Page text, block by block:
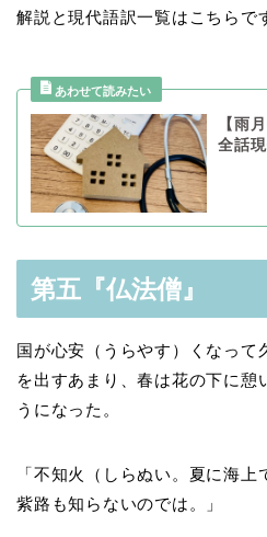
解説と現代語訳一覧はこちらで
【雨
全話
第五『仏法僧』
国が心安（うらやす）くなって
を出すあまり、春は花の下に憩
うになった。
「不知火（しらぬい。夏に海
紫路も知らないのでは。」